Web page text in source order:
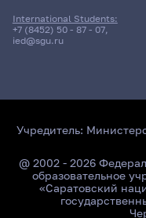
International Students:
+7 (8452) 50 - 87 - 07,
ied@sgu.ru
Учредитель:
@ 2002 - 2026
образовательное
«Саратовский